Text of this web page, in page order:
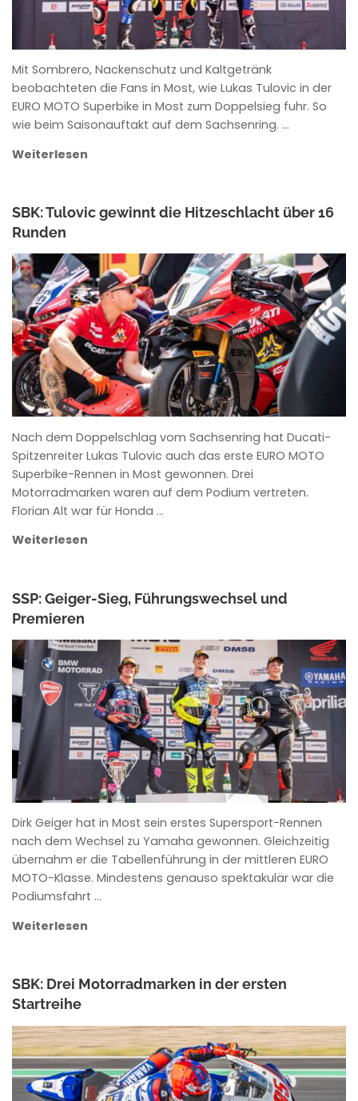
Mit Sombrero, Nackenschutz und Kaltgetränk
beobachteten die Fans in Most, wie Lukas Tulovic in der
EURO MOTO Superbike in Most zum Doppelsieg fuhr. So
wie beim Saisonauftakt auf dem Sachsenring. …
Weiterlesen
SBK: Tulovic gewinnt die Hitzeschlacht über 16
Runden
ANKE WIECZOREK
Nach dem Doppelschlag vom Sachsenring hat Ducati-
Spitzenreiter Lukas Tulovic auch das erste EURO MOTO
Superbike-Rennen in Most gewonnen. Drei
Motorradmarken waren auf dem Podium vertreten.
Florian Alt war für Honda …
Weiterlesen
SSP: Geiger-Sieg, Führungswechsel und
Premieren
ANKE WIECZOREK
Dirk Geiger hat in Most sein erstes Supersport-Rennen
nach dem Wechsel zu Yamaha gewonnen. Gleichzeitig
übernahm er die Tabellenführung in der mittleren EURO
MOTO-Klasse. Mindestens genauso spektakulär war die
Podiumsfahrt …
Weiterlesen
SBK: Drei Motorradmarken in der ersten
Startreihe
ANKE WIECZOREK